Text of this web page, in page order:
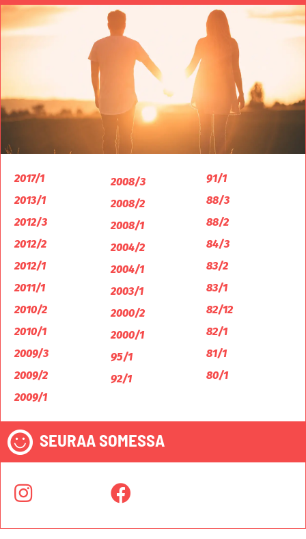
2017/1
2013/1
2012/3
2012/2
2012/1
2011/1
2010/2
2010/1
2009/3
2009/2
2009/1
2008/3
2008/2
2008/1
2004/2
2004/1
2003/1
2000/2
2000/1
95/1
92/1
91/1
88/3
88/2
84/3
83/2
83/1
82/12
82/1
81/1
80/1
SEURAA SOMESSA